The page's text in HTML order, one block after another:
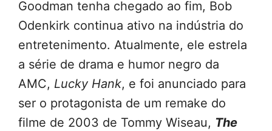
Goodman tenha chegado ao fim, Bob
Odenkirk continua ativo na indústria do
entretenimento. Atualmente, ele estrela
a série de drama e humor negro da
AMC, Lucky Hank, e foi anunciado para
ser o protagonista de um remake do
filme de 2003 de Tommy Wiseau, The